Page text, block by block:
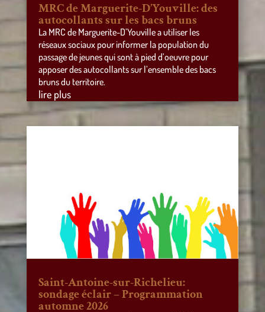
MRC de Marguerite-D’Youville: des
autocollants sur les bacs bruns
La MRC de Marguerite-D’Youville a utiliser les
réseaux sociaux pour informer la population du
passage de jeunes qui sont à pied d’oeuvre pour
apposer des autocollants sur l’ensemble des bacs
bruns du territoire.
lire plus
Saint-Antoine-sur-Richelieu:
sondage éclair – Programmation
automne 2026